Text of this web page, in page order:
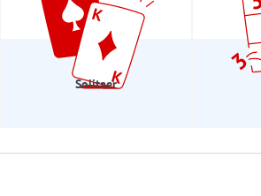
Solitaer